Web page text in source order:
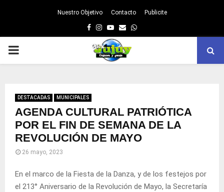
Nuestro Objetivo Contacto Publicite
Facebook
Instagram
Youtube
EmailWhatsapp
PRIMARY
DESTACADAS MUNICIPALES
AGENDA CULTURAL PATRIÓTICA
POR EL FIN DE SEMANA DE LA
REVOLUCIÓN DE MAYO
26 mayo, 2023
En el marco de la Fiesta de la Danza, y de los festejos por
el 213° Aniversario de la Revolución de Mayo, la Secretaría